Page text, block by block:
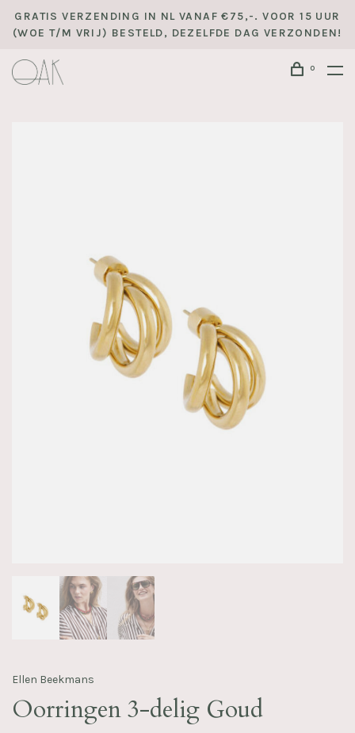
GRATIS VERZENDING IN NL VANAF €75,-. VOOR 15 UUR
(WOE T/M VRIJ) BESTELD, DEZELFDE DAG VERZONDEN!
0
Ellen Beekmans
Oorringen 3-delig Goud